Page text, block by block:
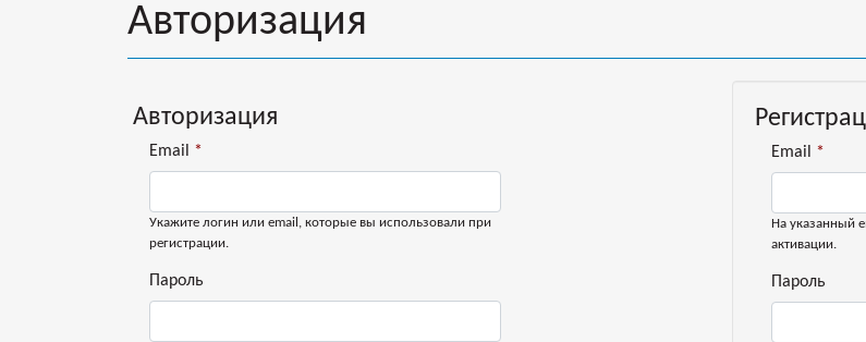
Авторизация
Авторизация
Email *
Укажите логин или email, которые вы использовали при
регистрации.
Пароль
Email *
На указанный
активации.
Пароль